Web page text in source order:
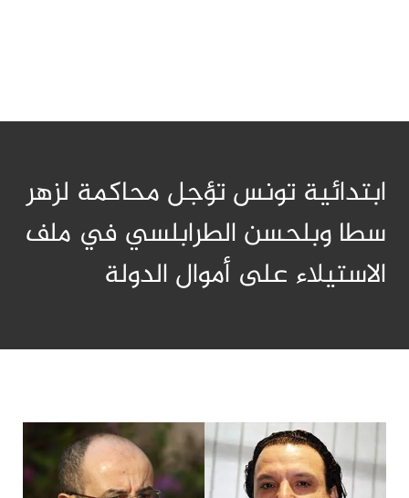
ابتدائية تونس تؤجل محاكمة لزهر
سطا وبلحسن الطرابلسي في ملف
الاستيلاء على أموال الدولة